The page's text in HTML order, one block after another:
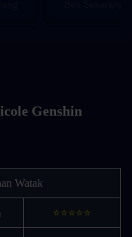
Genshin
Watak
⭐⭐⭐⭐⭐